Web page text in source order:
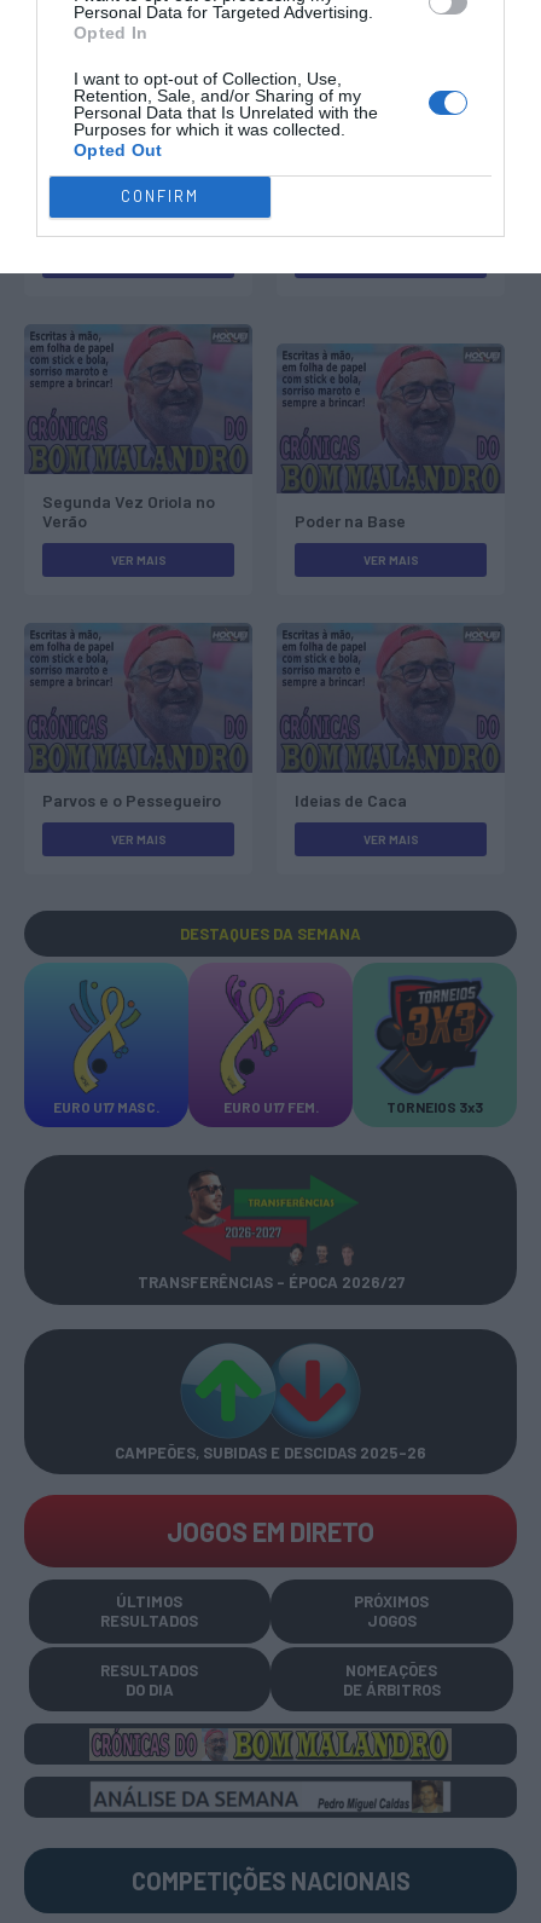
Personal Data for Targeted Advertising.
Opted In
I want to opt-out of Collection, Use,
Retention, Sale, and/or Sharing of my
Personal Data that Is Unrelated with the
Purposes for which it was collected.
Opted Out
CONFIRM
Cinco de Cada e de
Muitos
Segunda Vez Oriola no
Verão
VER MAIS
Poder na Base
VER MAIS
Parvos e o Pessegueiro
VER MAIS
Ideias de Caca
VER MAIS
DESTAQUES DA SEMANA
EURO U17 MASC. EURO U17 FEM. TORNEIOS 3x3
TRANSFERÊNCIAS - ÉPOCA 2026/27
CAMPEÕES, SUBIDAS E DESCIDAS 2025-26
JOGOS EM DIRETO
ÚLTIMOS
RESULTADOS
PRÓXIMOS
JOGOS
RESULTADOS
DO DIA
NOMEAÇÕES
DE ÁRBITROS
COMPETIÇÕES NACIONAIS